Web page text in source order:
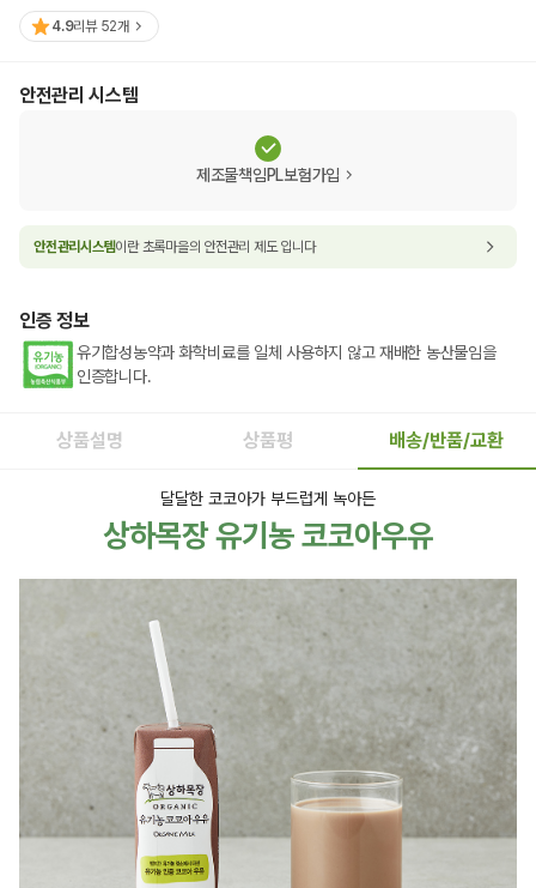
4.9리뷰 52개
안전관리 시스템
제조물책임PL보험가입
안전관리시스템이란 초록마을의 안전관리 제도 입니다
인증 정보
유기합성농약과 화학비료를 일체 사용하지 않고 재배한 농산물임을
인증합니다.
상품설명 상품평 배송/반품/교환
달달한 코코아가 부드럽게 녹아든
상하목장 유기농 코코아우유